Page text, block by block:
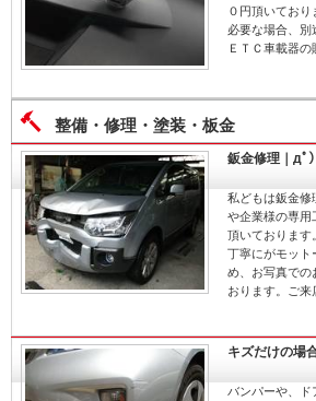
０円頂いてお
必要な場合、別
ＥＴＣ車載器の
整備・修理・塗装・板金
鈑金修理｜дﾟ）
私どもは鈑金修
や企業様の専用
頂いております
丁寧にがモッ
め、お写真での
おります。ご来
キズだけの場
バンパーや、ド